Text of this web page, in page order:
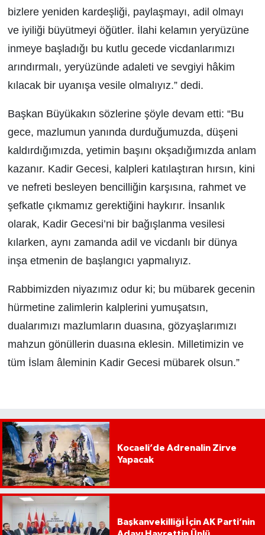
bizlere yeniden kardeşliği, paylaşmayı, adil olmayı
ve iyiliği büyütmeyi öğütler. İlahi kelamın yeryüzüne
inmeye başladığı bu kutlu gecede vicdanlarımızı
arındırmalı, yeryüzünde adaleti ve sevgiyi hâkim
kılacak bir uyanışa vesile olmalıyız.” dedi.
Başkan Büyükakın sözlerine şöyle devam etti: “Bu
gece, mazlumun yanında durduğumuzda, düşeni
kaldırdığımızda, yetimin başını okşadığımızda anlam
kazanır. Kadir Gecesi, kalpleri katılaştıran hırsın, kini
ve nefreti besleyen bencilliğin karşısına, rahmet ve
şefkatle çıkmamız gerektiğini haykırır. İnsanlık
olarak, Kadir Gecesi’ni bir bağışlanma vesilesi
kılarken, aynı zamanda adil ve vicdanlı bir dünya
inşa etmenin de başlangıcı yapmalıyız.
Rabbimizden niyazımız odur ki; bu mübarek gecenin
hürmetine zalimlerin kalplerini yumuşatsın,
dualarımızı mazlumların duasına, gözyaşlarımızı
mahzun gönüllerin duasına eklesin. Milletimizin ve
tüm İslam âleminin Kadir Gecesi mübarek olsun.”
Kocaeli’de Adrenalin Zirve
Yapacak
Başkanvekilliği İçin AK Parti’nin